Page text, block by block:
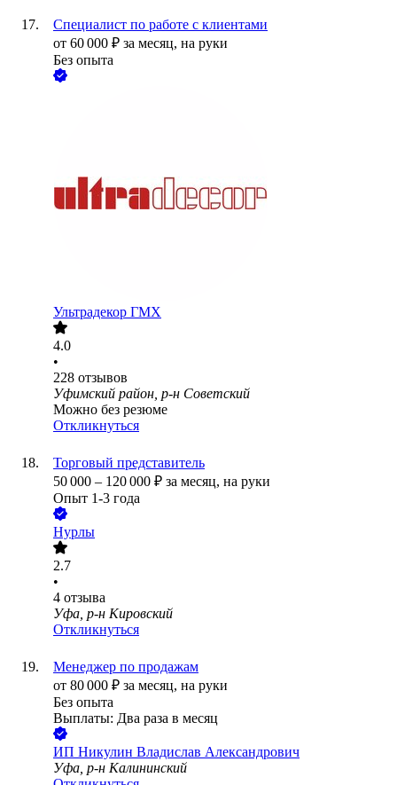
Специалист по работе с клиентами
от 60 000 ₽ за месяц, на руки
Без опыта
Ультрадекор ГМХ
4.0
•
228 отзывов
Уфимский район, р-н Советский
Можно без резюме
Откликнуться
Торговый представитель
50 000 – 120 000 ₽ за месяц, на руки
Опыт 1-3 года
Нурлы
2.7
•
4 отзыва
Уфа, р-н Кировский
Откликнуться
Менеджер по продажам
от 80 000 ₽ за месяц, на руки
Без опыта
Выплаты: Два раза в месяц
ИП Никулин Владислав Александрович
Уфа, р-н Калининский